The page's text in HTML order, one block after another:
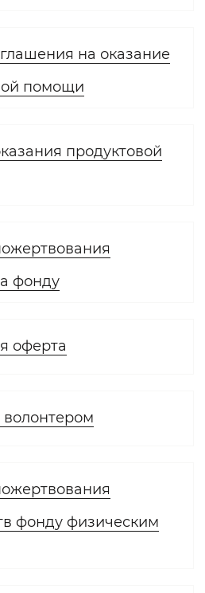
на оказание
помощи
продуктовой
фонду
оферта
волонтером
фонду физическим